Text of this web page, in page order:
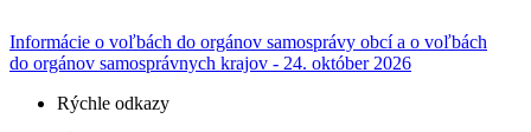
Informácie o voľbách do orgánov samosprávy obcí a o voľbách
do orgánov samosprávnych krajov - 24. október 2026
Rýchle odkazy